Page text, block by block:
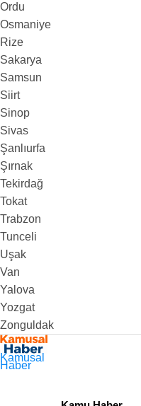
Ordu
Osmaniye
Rize
Sakarya
Samsun
Siirt
Sinop
Sivas
Şanlıurfa
Şırnak
Tekirdağ
Tokat
Trabzon
Tunceli
Uşak
Van
Yalova
Yozgat
Zonguldak
Kamusal
Haber